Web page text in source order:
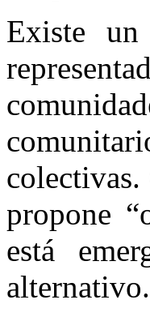
Existe
propone
está
alternativo.